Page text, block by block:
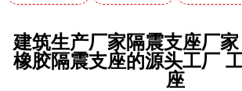
建筑生产厂家隔震支座厂
橡胶隔震支座的源头工厂
座